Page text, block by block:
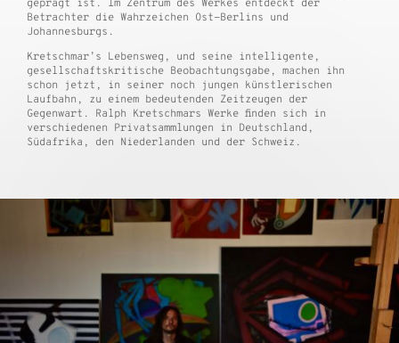
geprägt ist. Im Zentrum des Werkes entdeckt der
Betrachter die Wahrzeichen Ost-Berlins und
Johannesburgs.
Kretschmar’s Lebensweg, und seine intelligente,
gesellschaftskritische Beobachtungsgabe, machen ihn
schon jetzt, in seiner noch jungen künstlerischen
Laufbahn, zu einem bedeutenden Zeitzeugen der
Gegenwart. Ralph Kretschmars Werke finden sich in
verschiedenen Privatsammlungen in Deutschland,
Südafrika, den Niederlanden und der Schweiz.